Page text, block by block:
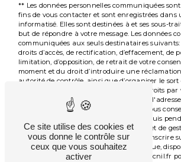
** Les données personnelles communiquées
fins de vous contacter et sont enregistrées dans
informatisé. Elles sont destinées à et ses sous-
but de répondre à votre message. Les données
communiquées aux seuls destinataires suivants:
droits d’accès, de rectification, d’effacement, de
limitation, d’opposition, de retrait de votre
moment et du droit d’introduire une
autorité de contrôle, ainsi que d’organiser le sort
post-mortem. Vous pouvez exercer ces droits par
l'adresse ou par courrier électronique à
d'identité pourra vous être demandé. Nous
pendant la période de prise de contact puis
prescription légale aux fins probatoires et de
contentieux. Vous avez le droit de vous inscrire
d'opposition au démarchage téléphonique,
Bloctel.gouv.fr
. Consultez le site cnil.fr
Ce site utilise des cookies et
vous donne le contrôle sur
ceux que vous souhaitez
activer